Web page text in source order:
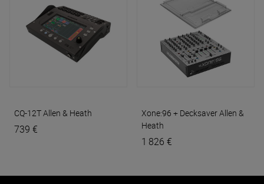
CQ-12TAllen & Heath
739 €
Xone:96 + DecksaverAllen &
Heath
1 826 €